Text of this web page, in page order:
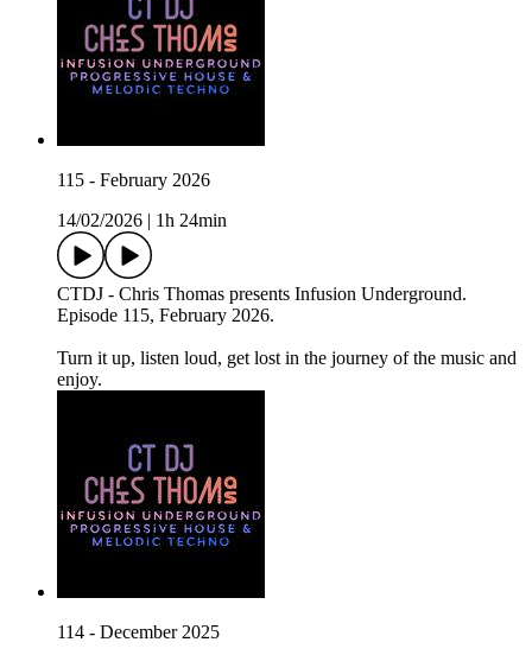
115 - February 2026
14/02/2026
1h 24min
CTDJ - Chris Thomas presents Infusion Underground.
Episode 115, February 2026.
Turn it up, listen loud, get lost in the journey of the music and
enjoy.
114 - December 2025